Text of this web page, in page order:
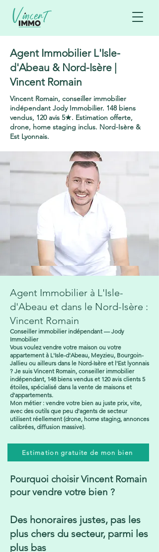
Agent Immobilier L'Isle-
d'Abeau & Nord-Isère |
Vincent Romain
Vincent Romain, conseiller immobilier
indépendant Jody Immobilier. 148 biens
vendus, 120 avis 5★. Estimation offerte,
drone, home staging inclus. Nord-Isère &
Est Lyonnais.
Agent Immobilier à L'Isle-
d'Abeau et dans le Nord-Isère :
Vincent Romain
Conseiller immobilier indépendant — Jody
Immobilier
Vous voulez vendre votre maison ou votre
appartement à L'Isle-d'Abeau, Meyzieu, Bourgoin-
Jallieu ou ailleurs dans le Nord-Isère et l'Est lyonnais
? Je suis Vincent Romain, conseiller immobilier
indépendant, 148 biens vendus et 120 avis clients 5
étoiles, spécialisé dans la vente de maisons et
d'appartements.
Mon métier : vendre votre bien au juste prix, vite,
avec des outils que peu d'agents de secteur
utilisent réellement (drone, home staging, annonces
calibrées, diffusion massive).
Pourquoi choisir Vincent Romain
pour vendre votre bien ?
Des honoraires justes, pas les
plus chers du secteur, parmi les
plus bas
Estimation gratuite de mon bien